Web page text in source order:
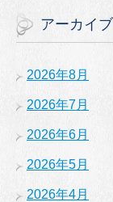
アーカイブ
2026年8月
2026年7月
2026年6月
2026年5月
2026年4月